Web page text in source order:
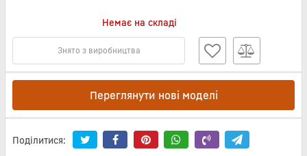
Немає на складі
Знято з виробництва
Переглянути нові моделі
Поділитися: